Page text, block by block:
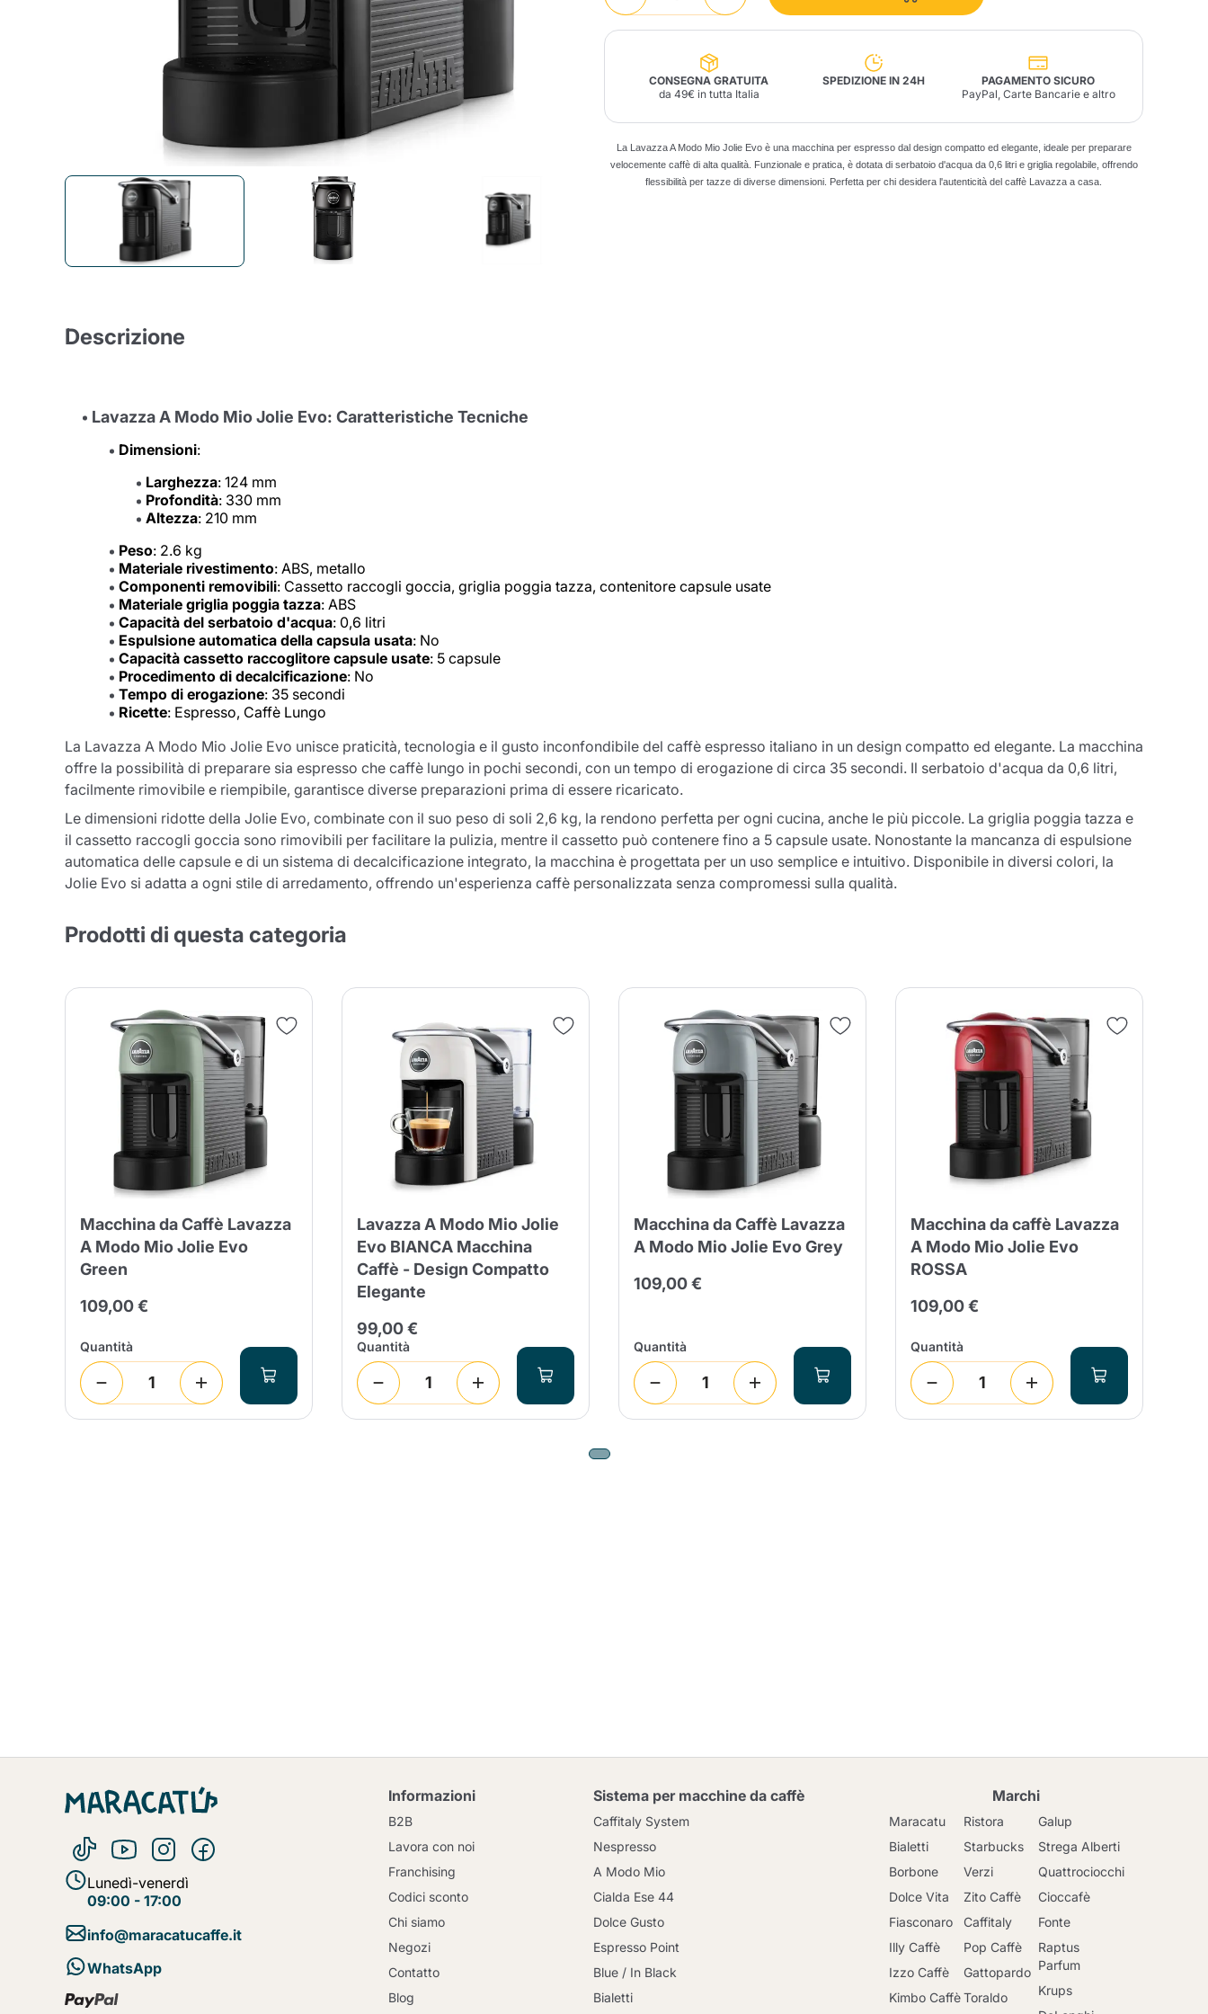
Zito Caffè Caffitaly Pop Caffè Toraldo Altre Marche Nescafè Sandemetrio
Maxtris
Alberti
Raptus
Uno System Lavazza Firma
Nespresso
Illy X-Caps
Sandeme Cosmetici Offerte Maracatu Accessori Profumi Ambiente
Patè, Olio, Pasta &
Specialità
CONSEGNA GRATUITA
da 49€ in tutta Italia
SPEDIZIONE IN 24H
PAGAMENTO SICURO
PayPal, Carte Bancarie e altro
La Lavazza A Modo Mio Jolie Evo è una macchina per espresso dal design compatto ed elegante, ideale per preparare
velocemente caffè di alta qualità. Funzionale e pratica, è dotata di serbatoio d'acqua da 0,6 litri e griglia regolabile, offrendo
flessibilità per tazze di diverse dimensioni. Perfetta per chi desidera l'autenticità del caffè Lavazza a casa.
Descrizione
Lavazza A Modo Mio Jolie Evo: Caratteristiche Tecniche
Dimensioni:
Larghezza: 124 mm
Profondità: 330 mm
Altezza: 210 mm
Peso: 2.6 kg
Materiale rivestimento: ABS, metallo
Componenti removibili: Cassetto raccogli goccia, griglia poggia tazza, contenitore capsule usate
Materiale griglia poggia tazza: ABS
Capacità del serbatoio d'acqua: 0,6 litri
Espulsione automatica della capsula usata: No
Capacità cassetto raccoglitore capsule usate: 5 capsule
Procedimento di decalcificazione: No
Tempo di erogazione: 35 secondi
Ricette: Espresso, Caffè Lungo
La Lavazza A Modo Mio Jolie Evo unisce praticità, tecnologia e il gusto inconfondibile del caffè espresso italiano in un design compatto ed elegante. La macchina
offre la possibilità di preparare sia espresso che caffè lungo in pochi secondi, con un tempo di erogazione di circa 35 secondi. Il serbatoio d'acqua da 0,6 litri,
facilmente rimovibile e riempibile, garantisce diverse preparazioni prima di essere ricaricato.
Le dimensioni ridotte della Jolie Evo, combinate con il suo peso di soli 2,6 kg, la rendono perfetta per ogni cucina, anche le più piccole. La griglia poggia tazza e
il cassetto raccogli goccia sono rimovibili per facilitare la pulizia, mentre il cassetto può contenere fino a 5 capsule usate. Nonostante la mancanza di espulsione
automatica delle capsule e di un sistema di decalcificazione integrato, la macchina è progettata per un uso semplice e intuitivo. Disponibile in diversi colori, la
Jolie Evo si adatta a ogni stile di arredamento, offrendo un'esperienza caffè personalizzata senza compromessi sulla qualità.
Prodotti di questa categoria
Macchina da Caffè Lavazza
A Modo Mio Jolie Evo
Green
109,00 €
Quantità
Lavazza A Modo Mio Jolie
Evo BIANCA Macchina
Caffè - Design Compatto
Elegante
99,00 €
Quantità
Macchina da Caffè Lavazza
A Modo Mio Jolie Evo Grey
109,00 €
Quantità
Macchina da caffè Lavazza
A Modo Mio Jolie Evo
ROSSA
109,00 €
Quantità
Il prodotto è stato aggiunto con
successo al carrello
Continua a fare acquisti Vai al carrello
Lunedì-venerdì
09:00 - 17:00
info@maracatucaffe.it
WhatsApp
Informazioni
B2B
Lavora con noi
Franchising
Codici sconto
Chi siamo
Negozi
Contatto
Blog
Sistema per macchine da caffè
Caffitaly System
Nespresso
A Modo Mio
Cialda Ese 44
Dolce Gusto
Espresso Point
Blue / In Black
Bialetti
Marchi
Maracatu
Bialetti
Borbone
Dolce Vita
Fiasconaro
Illy Caffè
Izzo Caffè
Kimbo Caffè
Ristora
Starbucks
Verzi
Zito Caffè
Caffitaly
Pop Caffè
Gattopardo
Toraldo
Galup
Strega Alberti
Quattrociocchi
Cioccafè
Fonte
Raptus
Parfum
Krups